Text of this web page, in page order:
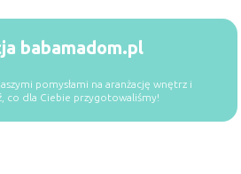
babamadom.pl
pomysłami na aranżację wnętrz i
co dla Ciebie przygotowaliśmy!